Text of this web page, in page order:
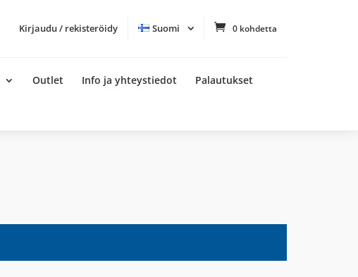
Kirjaudu / rekisteröidy Suomi 0 kohdetta
Outlet Info ja yhteystiedot Palautukset